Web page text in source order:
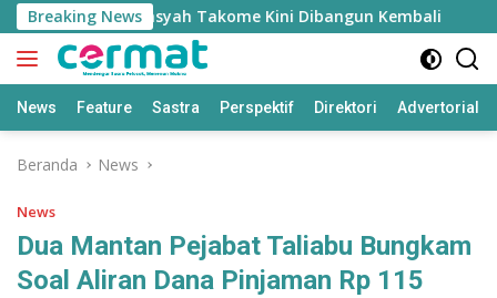
Langsung
ke
konten
Breaking News
Nurul Fasyah Takome Kini Dibangun Kembali
News Feature Sastra Perspektif Direktori Advertorial
Beranda News
News
Dua Mantan Pejabat Taliabu Bungkam
Soal Aliran Dana Pinjaman Rp 115